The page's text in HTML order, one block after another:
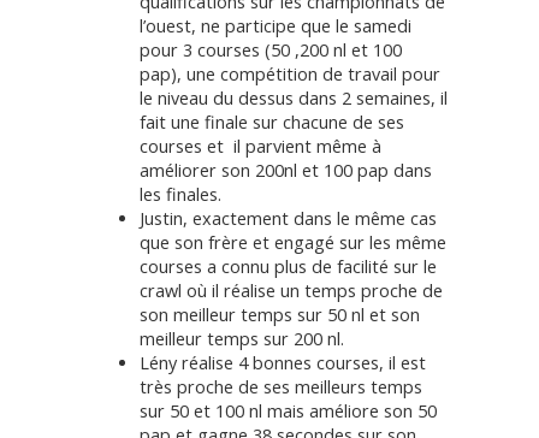
l’ouest, ne participe que le samedi
pour 3 courses (50 ,200 nl et 100
pap), une compétition de travail pour
le niveau du dessus dans 2 semaines, il
fait une finale sur chacune de ses
courses et il parvient même à
améliorer son 200nl et 100 pap dans
les finales.
Justin, exactement dans le même cas
que son frère et engagé sur les même
courses a connu plus de facilité sur le
crawl où il réalise un temps proche de
son meilleur temps sur 50 nl et son
meilleur temps sur 200 nl.
Lény réalise 4 bonnes courses, il est
très proche de ses meilleurs temps
sur 50 et 100 nl mais améliore son 50